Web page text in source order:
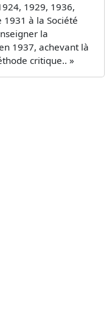
1929, 1936,
à la Société
la
1937, achevant là
critique.. »